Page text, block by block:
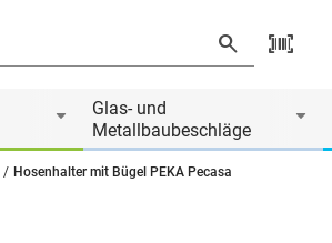
Glas- und
Metallbaubeschläge
Hosenhalter mit Bügel PEKA Pecasa